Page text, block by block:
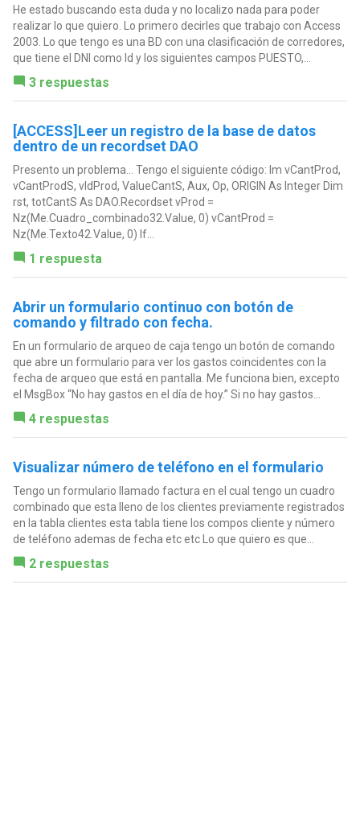
He estado buscando esta duda y no localizo nada para poder
realizar lo que quiero. Lo primero decirles que trabajo con Access
2003. Lo que tengo es una BD con una clasificación de corredores,
que tiene el DNI como Id y los siguientes campos PUESTO,...
3 respuestas
[ACCESS]Leer un registro de la base de datos
dentro de un recordset DAO
Presento un problema... Tengo el siguiente código: Im vCantProd,
vCantProdS, vIdProd, ValueCantS, Aux, Op, ORIGIN As Integer Dim
rst, totCantS As DAO.Recordset vProd =
Nz(Me.Cuadro_combinado32.Value, 0) vCantProd =
Nz(Me.Texto42.Value, 0) If...
1 respuesta
Abrir un formulario continuo con botón de
comando y filtrado con fecha.
En un formulario de arqueo de caja tengo un botón de comando
que abre un formulario para ver los gastos coincidentes con la
fecha de arqueo que está en pantalla. Me funciona bien, excepto
el MsgBox “No hay gastos en el día de hoy.” Si no hay gastos...
4 respuestas
Visualizar número de teléfono en el formulario
Tengo un formulario llamado factura en el cual tengo un cuadro
combinado que esta lleno de los clientes previamente registrados
en la tabla clientes esta tabla tiene los compos cliente y número
de teléfono ademas de fecha etc etc Lo que quiero es que...
2 respuestas